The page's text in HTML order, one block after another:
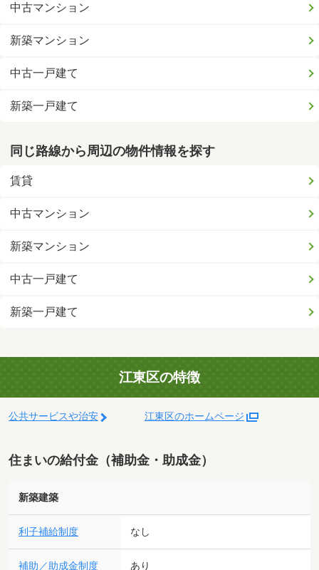
中古マンション
新築マンション
中古一戸建て
新築一戸建て
同じ路線から周辺の物件情報を探す
賃貸
中古マンション
新築マンション
中古一戸建て
新築一戸建て
江東区の特徴
公共サービスや治安 江東区のホームページ
住まいの給付金（補助金・助成金）
新築建築
利子補給制度 なし
補助／助成金制度 あり